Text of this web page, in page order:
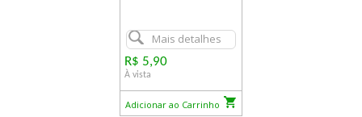
Mais detalhes
R$ 5,90
À vista
Adicionar ao Carrinho